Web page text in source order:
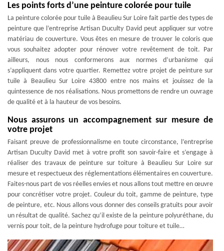
Les points forts d’une peinture colorée pour tuile
La peinture colorée pour tuile à Beaulieu Sur Loire fait partie des types de
peinture que l’entreprise Artisan Duculty David peut appliquer sur votre
matériau de couverture. Vous êtes en mesure de trouver le coloris que
vous souhaitez adopter pour rénover votre revêtement de toit. Par
ailleurs, nous nous conformerons aux normes d’urbanisme qui
s’appliquent dans votre quartier. Remettez votre projet de peinture sur
tuile à Beaulieu Sur Loire 43800 entre nos mains et jouissez de la
quintessence de nos réalisations. Nous promettons de rendre un ouvrage
de qualité et à la hauteur de vos besoins.
Nous assurons un accompagnement sur mesure de
votre projet
Faisant preuve de professionnalisme en toute circonstance, l’entreprise
Artisan Duculty David met à votre profit son savoir-faire et s’engage à
réaliser des travaux de peinture sur toiture à Beaulieu Sur Loire sur
mesure et respectueux des réglementations élémentaires en couverture.
Faites-nous part de vos réelles envies et nous allons tout mettre en œuvre
pour concrétiser votre projet. Couleur du toit, gamme de peinture, type
de peinture, etc. Nous allons vous donner des conseils gratuits pour avoir
un résultat de qualité. Sachez qu’il existe de la peinture polyuréthane, du
vernis pour toit, de la peinture hydrofuge pour toiture et tuile…